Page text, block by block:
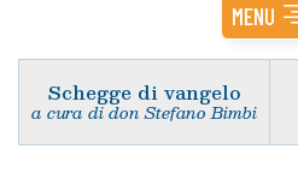
MENU
Schegge di vangelo
a cura di don Stefano Bimbi